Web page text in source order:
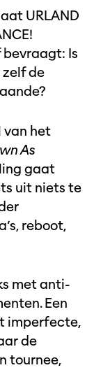
URLAND
bevraagt: Is
zelf de
van het
As
gaat
uit niets te
reboot,
met anti-
Een
imperfecte,
de
tournee,